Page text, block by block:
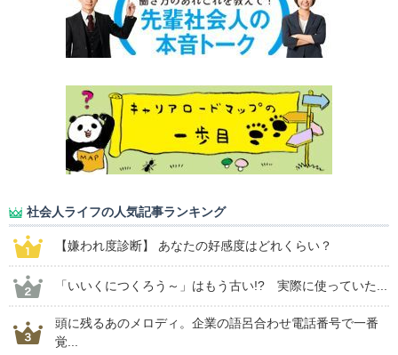
社会人ライフの人気記事ランキング
【嫌われ度診断】 あなたの好感度はどれくらい？
「いいくにつくろう～」はもう古い!? 実際に使っていた...
頭に残るあのメロディ。企業の語呂合わせ電話番号で一番
覚...